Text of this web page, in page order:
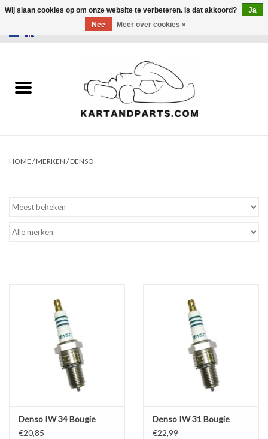
Sale
Kart Onderdelen
Gereedschap
Motoren en onderdelen
Zoek op Merk
HOME /MERKEN /DENSO
Denso IW 34 Bougie
€20,85
Denso IW 31 Bougie
€22,99
Wij slaan cookies op om onze website te verbeteren. Is dat akkoord?
Ja
Nee
Meer over cookies »